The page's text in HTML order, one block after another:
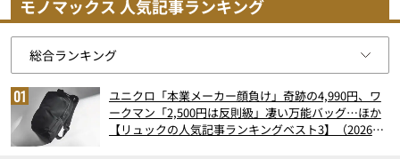
モノマックス 人気記事ランキング
ユニクロ「本業メーカー顔負け」奇跡の4,990円、ワ
ークマン「2,500円は反則級」凄い万能バッグ…ほか
【リュックの人気記事ランキングベスト3】（2026年